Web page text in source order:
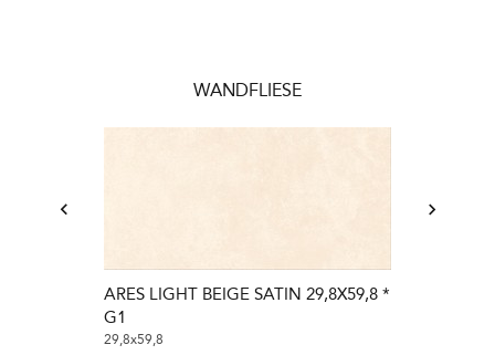
WANDFLIESE
ARES LIGHT BEIGE SATIN 29,8X59,8 *
G1
29,8x59,8